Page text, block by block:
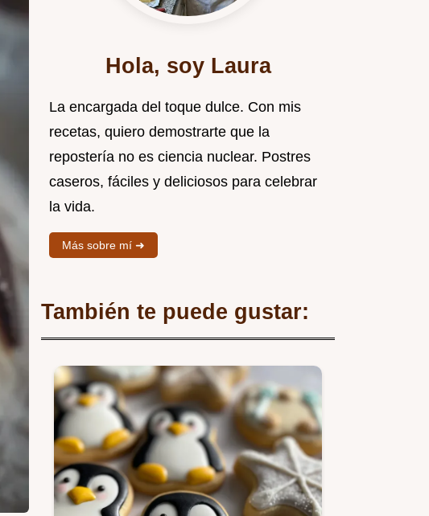
Hola, soy Laura
La encargada del toque dulce. Con mis
recetas, quiero demostrarte que la
repostería no es ciencia nuclear. Postres
caseros, fáciles y deliciosos para celebrar
la vida.
Más sobre mí ➜
También te puede gustar: